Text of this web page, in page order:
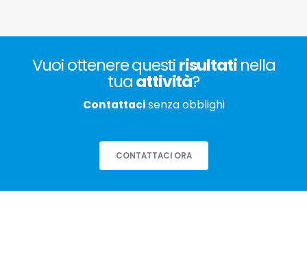
Vuoi ottenere questirisultatinella
tuaattività?
Contattacisenza obblighi
CONTATTACI ORA